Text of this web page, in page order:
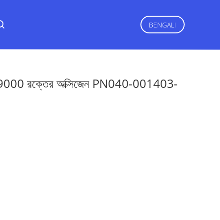
BENGALI
রক্তের অক্সিজেন PN040-001403-